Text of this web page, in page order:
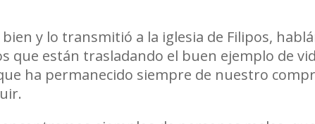
y lo transmitió a la iglesia de Filipos,
que están trasladando el buen ejemplo de
ha permanecido siempre de nuestro